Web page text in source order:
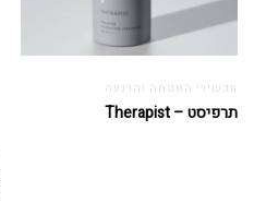
תכשירי הטפחה והרגעה
תרפיסט – Therapist